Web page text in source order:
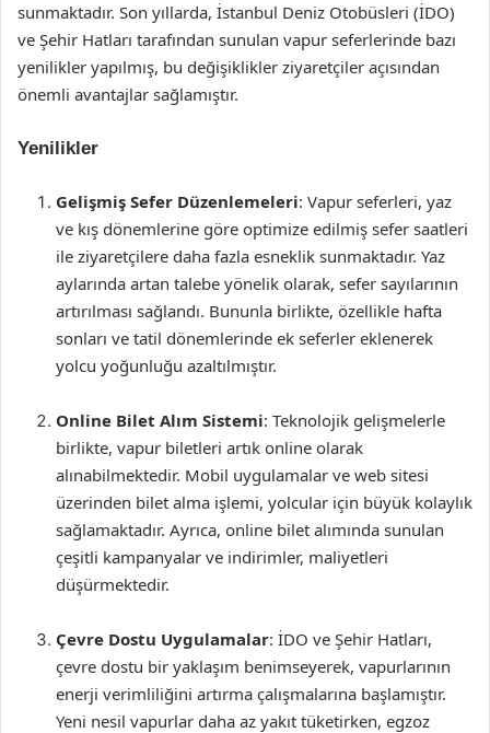
sunmaktadır. Son yıllarda, İstanbul Deniz Otobüsleri (İDO)
ve Şehir Hatları tarafından sunulan vapur seferlerinde bazı
yenilikler yapılmış, bu değişiklikler ziyaretçiler açısından
önemli avantajlar sağlamıştır.
Yenilikler
Gelişmiş Sefer Düzenlemeleri: Vapur seferleri, yaz
ve kış dönemlerine göre optimize edilmiş sefer saatleri
ile ziyaretçilere daha fazla esneklik sunmaktadır. Yaz
aylarında artan talebe yönelik olarak, sefer sayılarının
artırılması sağlandı. Bununla birlikte, özellikle hafta
sonları ve tatil dönemlerinde ek seferler eklenerek
yolcu yoğunluğu azaltılmıştır.
Online Bilet Alım Sistemi: Teknolojik gelişmelerle
birlikte, vapur biletleri artık online olarak
alınabilmektedir. Mobil uygulamalar ve web sitesi
üzerinden bilet alma işlemi, yolcular için büyük kolaylık
sağlamaktadır. Ayrıca, online bilet alımında sunulan
çeşitli kampanyalar ve indirimler, maliyetleri
düşürmektedir.
Çevre Dostu Uygulamalar: İDO ve Şehir Hatları,
çevre dostu bir yaklaşım benimseyerek, vapurlarının
enerji verimliliğini artırma çalışmalarına başlamıştır.
Yeni nesil vapurlar daha az yakıt tüketirken, egzoz